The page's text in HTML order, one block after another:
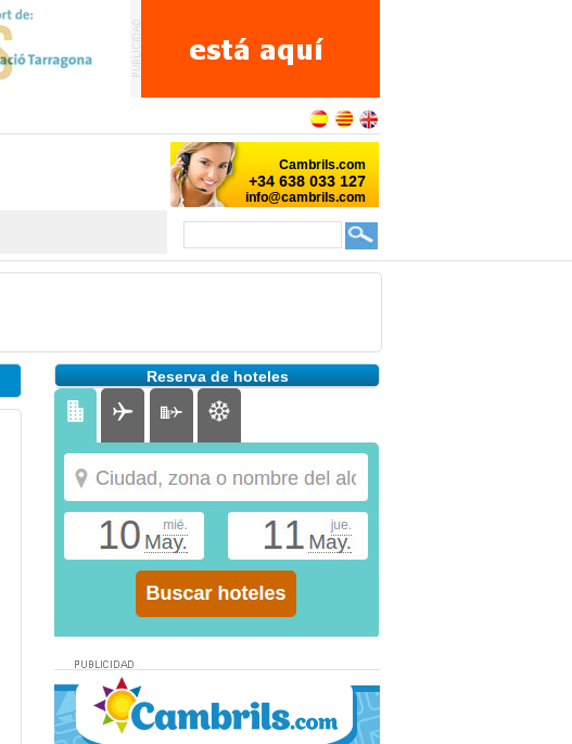
Reserva de hoteles